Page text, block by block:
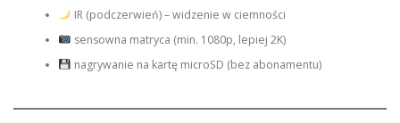
IR (podczerwień) – widzenie w ciemności
sensowna matryca (min. 1080p, lepiej 2K)
nagrywanie na kartę microSD (bez abonamentu)